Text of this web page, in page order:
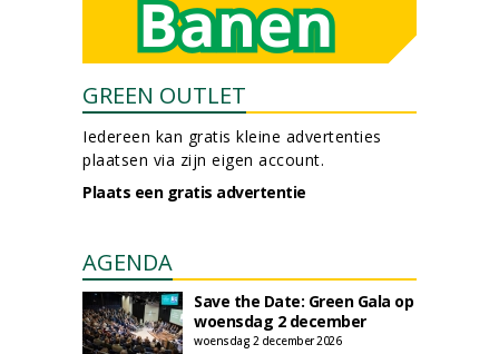
GREEN OUTLET
Iedereen kan gratis kleine advertenties
plaatsen via zijn eigen account.
Plaats een gratis advertentie
AGENDA
Save the Date: Green Gala op
woensdag 2 december
woensdag 2 december 2026